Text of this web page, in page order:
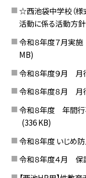
☆西池袋中学校（様
活動に係る活動方針
令和８年度７月実
MB)
令和８年度９月 月
令和８年度８月
令和８年度 年間行
(336 KB)
令和８年度 いじめ
令和８年度４月 保